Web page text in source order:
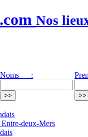
Nos
Noms :
deux-Mers